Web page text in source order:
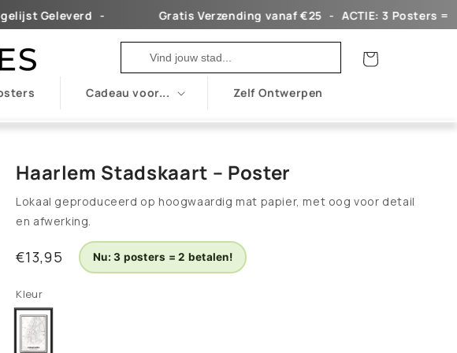
Geleverdㅤㅤ ㅤ ㅤ- Gratis Verzending vanaf €25ㅤ ㅤ ㅤ-ㅤ ㅤ ㅤㅤACTIE: 3 Posters = 2
Cadeau voor... Zelf Ontwerpen
Winkelwagen
Haarlem Stadskaart – Poster
Lokaal geproduceerd op hoogwaardig mat papier, met oog voor detail
en afwerking.
Normale
€13,95 Nu: 3 posters = 2 betalen!
Kleur
Light
Variant
uitverkocht